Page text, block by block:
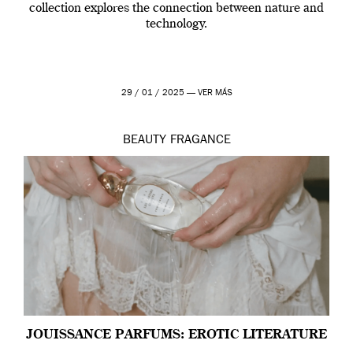
collection explores the connection between nature and
technology.
29 / 01 / 2025 — VER MÁS
BEAUTY FRAGANCE
JOUISSANCE PARFUMS: EROTIC LITERATURE